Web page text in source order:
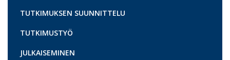
TUTKIMUKSEN SUUNNITTELU
TUTKIMUSTYÖ
JULKAISEMINEN